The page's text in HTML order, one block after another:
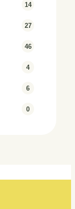
14
27
46
4
6
0